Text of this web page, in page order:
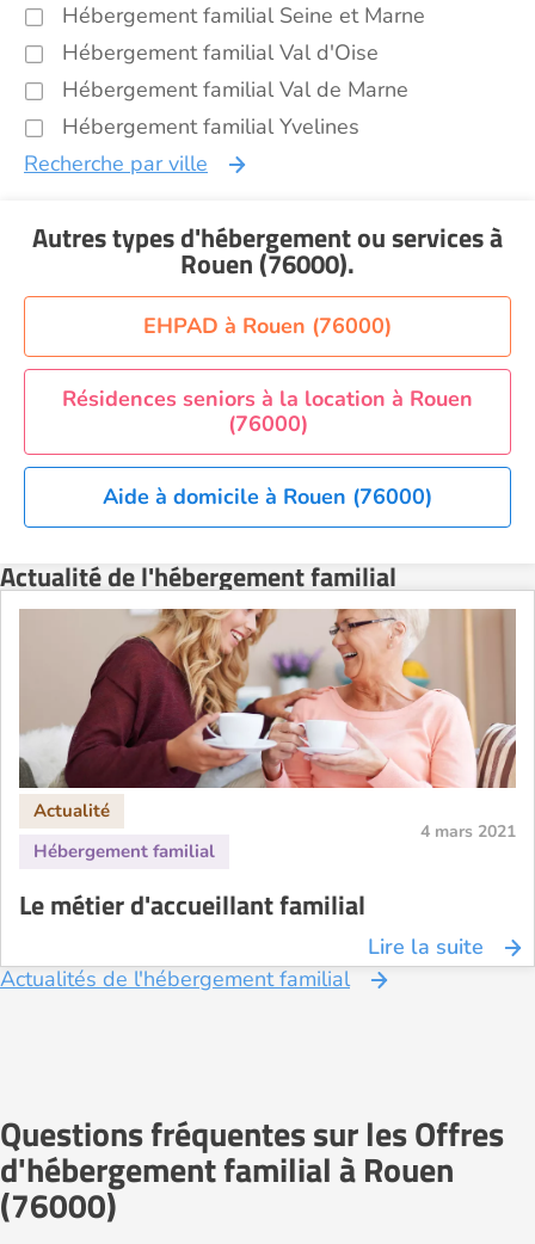
Hébergement familial Seine et Marne
Hébergement familial Val d'Oise
Hébergement familial Val de Marne
Hébergement familial Yvelines
Recherche par ville
Autres types d'hébergement ou servicesà
Rouen (76000).
EHPAD à Rouen (76000)
Résidences seniors à la location à Rouen
(76000)
Aide à domicile à Rouen (76000)
Actualité de l'hébergement familial
4 mars 2021
Le métier d'accueillant familial
Lire la suite
Actualités de l'hébergement familial
Questions fréquentes sur les Offres
d'hébergement familial à Rouen
(76000)